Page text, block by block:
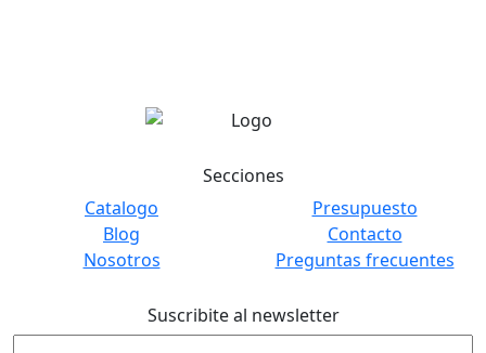
Secciones
Catalogo
Blog
Nosotros
Presupuesto
Contacto
Preguntas frecuentes
Suscribite al newsletter